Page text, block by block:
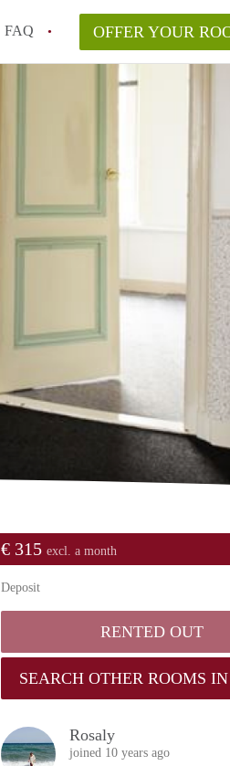
FAQ OFFER YOUR
€ 315 excl. a month
Deposit
RENTED OUT
SEARCH OTHER ROOMS
Rosaly
joined 10 years ago